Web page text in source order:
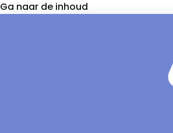
Ga naar de inhoud